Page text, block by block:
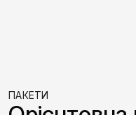
ПАКЕТИ